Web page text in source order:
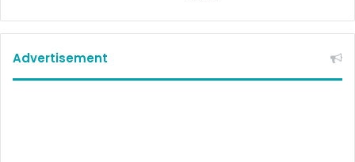
Advertisement